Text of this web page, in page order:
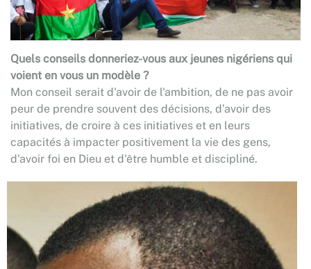
Quels conseils donneriez-vous aux jeunes nigériens qui
voient en vous un modèle ?
Mon conseil serait d'avoir de l'ambition, de ne pas avoir
peur de prendre souvent des décisions, d’avoir des
initiatives, de croire à ces initiatives et en leurs
capacités à impacter positivement la vie des gens,
d'avoir foi en Dieu et d'être humble et discipliné.